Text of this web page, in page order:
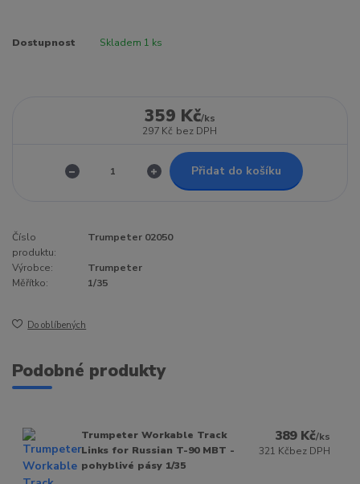
Dostupnost Skladem 1 ks
359 Kč/ks
297 Kč bez DPH
Přidat do košíku
Číslo
produktu:
Trumpeter 02050
Výrobce:
Trumpeter
Měřítko:
1/35
Do oblíbených
Podobné produkty
Trumpeter Workable Track
Links for Russian T-90 MBT -
pohyblivé pásy 1/35
389 Kč/ks
321 Kčbez DPH